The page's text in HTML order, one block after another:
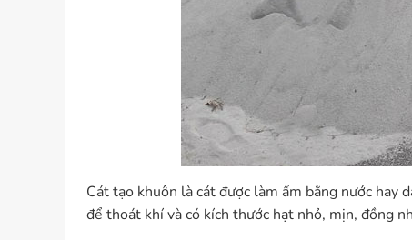
Cát tạo khuôn là cát được làm ẩm bằng nước hay
để thoát khí và có kích thước hạt nhỏ, mịn, đồng